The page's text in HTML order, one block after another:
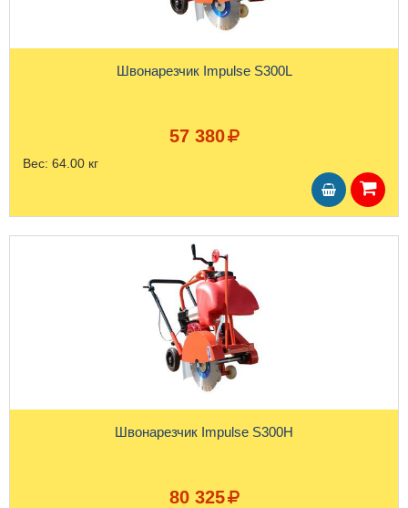
Швонарезчик Impulse S300L
57 380
Вес: 64.00 кг
Швонарезчик Impulse S300H
80 325